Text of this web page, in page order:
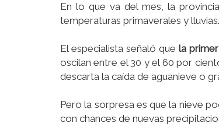
En lo que va del mes, la
temperaturas primaverales y
El especialista señaló que la
oscilan entre el 30 y el 60 por
descarta la caída de aguanieve o
Pero la sorpresa es que la nieve
con chances de nuevas